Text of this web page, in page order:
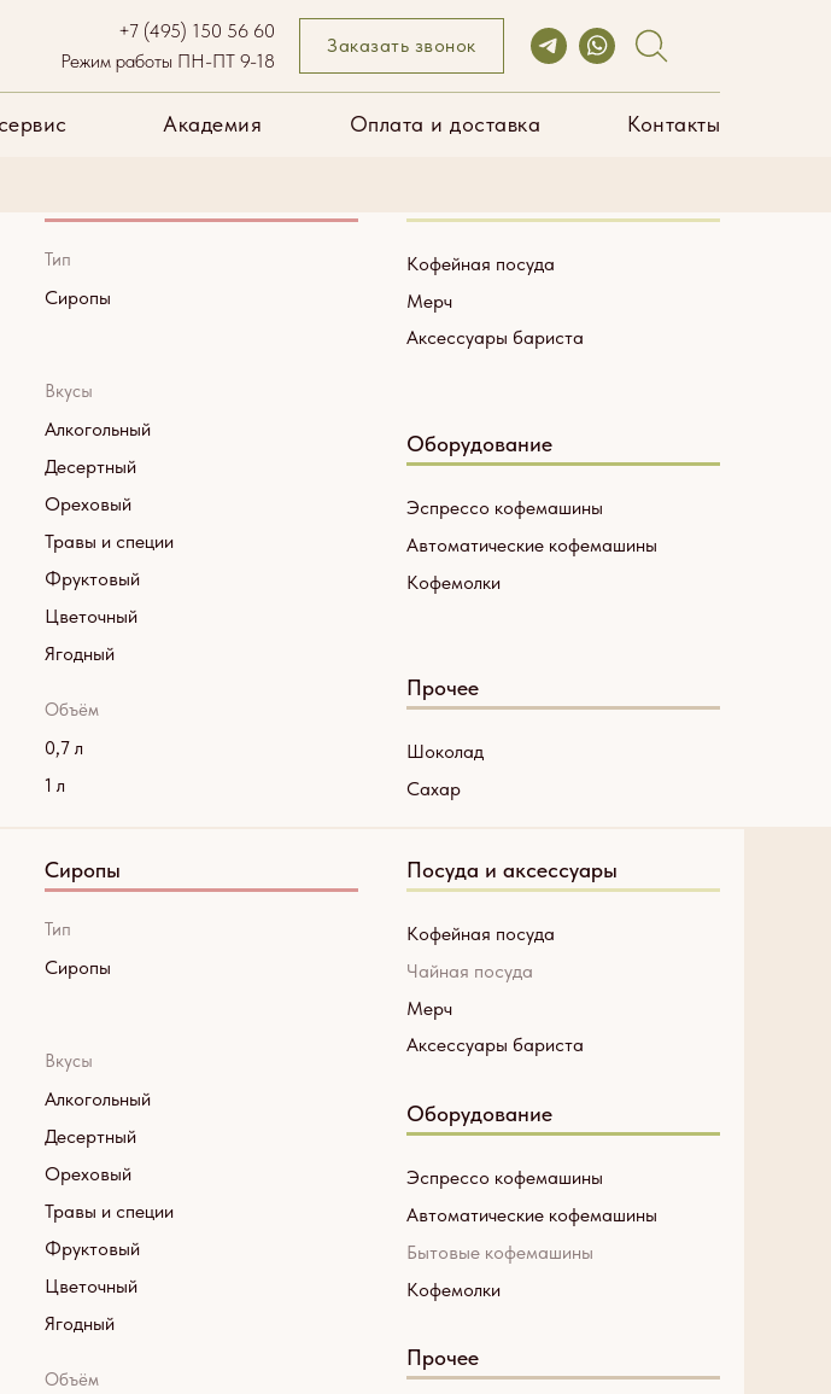
Заказать звонок
Режим работы ПН-ПТ 9-18
+7 (495) 150 56 60
Академия Оплата и доставка Контакты
Сиропы
Тип
Вкусы
Алкогольный
Травы и специи
Десертный
Фруктовый
Ореховый
Цветочный
Ягодный
0,7 л
1 л
Объём
Оборудование
Автоматические кофемашины
Кофемолки
Кофейная посуда
Прочее
Эспрессо кофемашины
Сахар
Шоколад
Мерч
Аксессуары бариста
Академия Оплата и доставка Контакты
Сиропы
Сиропы
Тип
Вкусы
Алкогольный
Травы и специи
Десертный
Фруктовый
Ореховый
Цветочный
Ягодный
Объём
Посуда и аксессуары
Оборудование
Автоматические кофемашины
Кофемолки
Кофейная посуда
Бытовые кофемашины
Прочее
Эспрессо кофемашины
Чайная посуда
Мерч
Аксессуары бариста